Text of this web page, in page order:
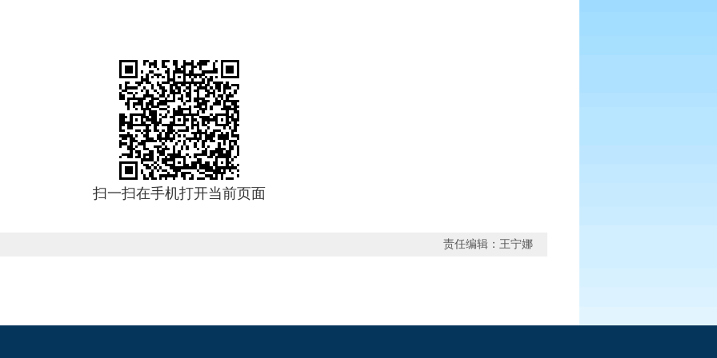
扫一扫在手机打开当前页面
责任编辑：王宁娜